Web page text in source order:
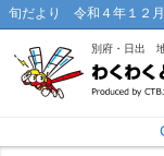
旬だより 令和４年１２月
別府・日出